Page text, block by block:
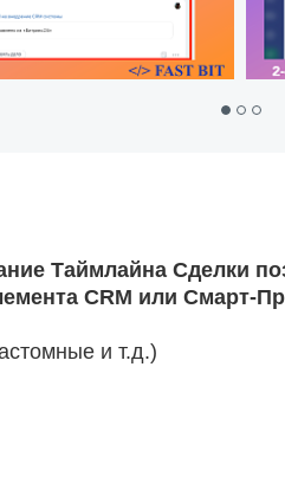
Таймлайна Сделки
CRM или Смарт-
и т.д.)